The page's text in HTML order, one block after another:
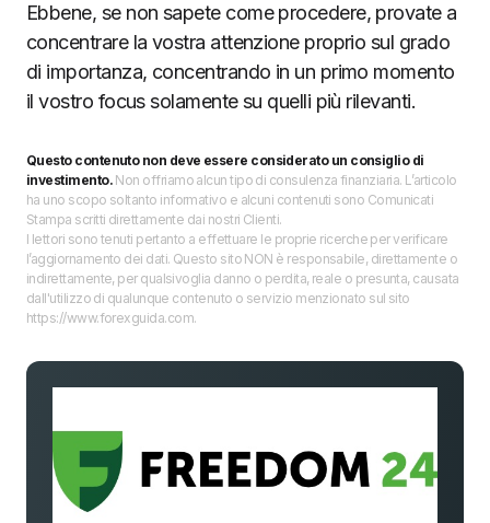
Ebbene, se non sapete come procedere, provate a
concentrare la vostra attenzione proprio sul grado
di importanza, concentrando in un primo momento
il vostro focus solamente su quelli più rilevanti.
Questo contenuto non deve essere considerato un consiglio di
investimento.Non offriamo alcun tipo di consulenza finanziaria. L’articolo
ha uno scopo soltanto informativo e alcuni contenuti sono Comunicati
Stampa scritti direttamente dai nostri Clienti.
I lettori sono tenuti pertanto a effettuare le proprie ricerche per verificare
l’aggiornamento dei dati. Questo sito NON è responsabile, direttamente o
indirettamente, per qualsivoglia danno o perdita, reale o presunta, causata
dall'utilizzo di qualunque contenuto o servizio menzionato sul sito
https://www.forexguida.com.